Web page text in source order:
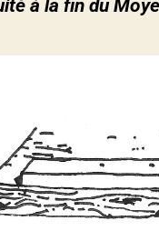
à la fin du